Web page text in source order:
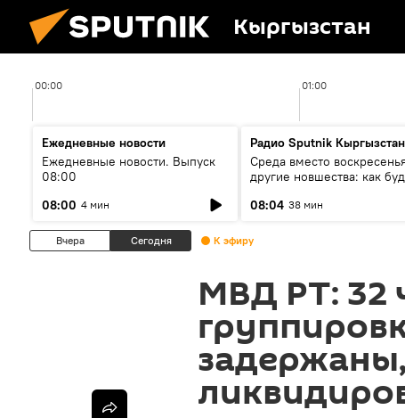
Кыргызстан
00:00 01:00
Ежедневные новости
Ежедневные новости. Выпуск
08:00
08:00 4 мин
Радио Sputnik Кыргызстан
Среда вместо
другие новшества: как
08:04 38 мин
Вчера Сегодня К эфиру
МВД РТ: 32